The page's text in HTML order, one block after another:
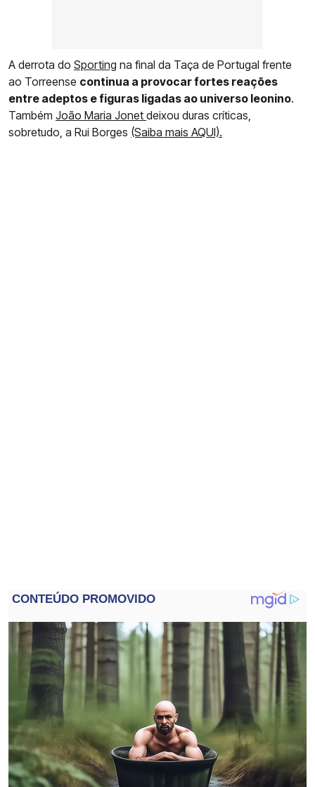
A derrota do Sporting na final da Taça de Portugal frente
ao Torreense continua a provocar fortes reações
entre adeptos e figuras ligadas ao universo leonino.
Também João Maria Jonet deixou duras críticas,
sobretudo, a Rui Borges (Saiba mais AQUI).